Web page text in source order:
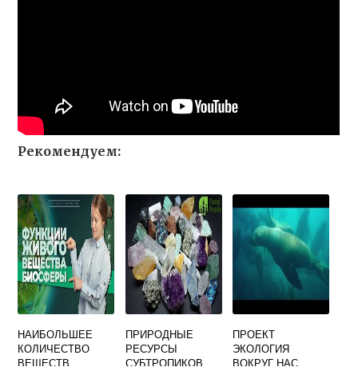
Рекомендуем:
НАИБОЛЬШЕЕ
КОЛИЧЕСТВО
ВЕЩЕСТВ
ПРИРОДНЫЕ
РЕСУРСЫ
СУБТРОПИКОВ
ПРОЕКТ
ЭКОЛОГИЯ
ВОКРУГ НАС